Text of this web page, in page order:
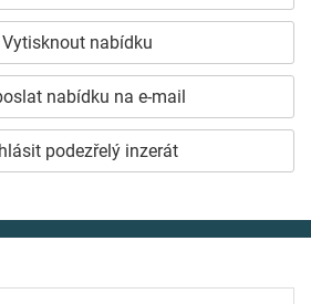
Vytisknout nabídku
nabídku na e-mail
podezřelý inzerát